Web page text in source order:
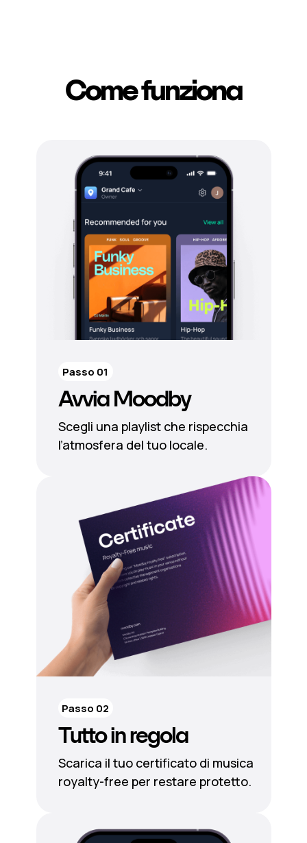
Come funziona
Avvia Moodby
Scegli una playlist che rispecchia
l’atmosfera del tuo locale.
Passo 01
Tutto in regola
Scarica il tuo certificato di musica
royalty-free per restare protetto.
Passo 02